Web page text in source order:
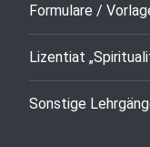
Formulare /
Lizentiat
Sonstige